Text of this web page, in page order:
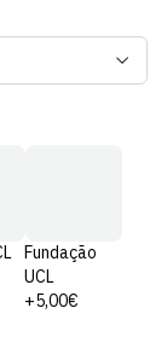
Fundação
UCL
+5,00€